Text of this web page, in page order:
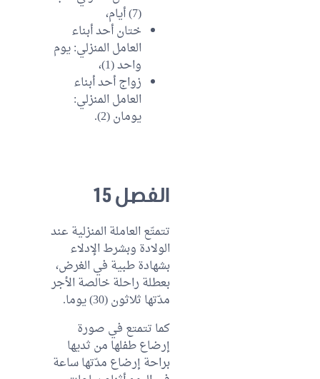
(7) أيام،
ختان أحد أبناء
العامل المنزلي: يوم
واحد (1)،
زواج أحد أبناء
العامل المنزلي:
يومان (2).
الفصل 15
تتمتّع العاملة المنزلية عند
الولادة وبشرط الإدلاء
بشهادة طبية في الغرض،
بعطلة راحلة خالصة الأجر
مدّتها ثلاثون (30) يوما.
كما تتمتع في صورة
إرضاع طفلها من ثديها
براحة إرضاع مدّتها ساعة